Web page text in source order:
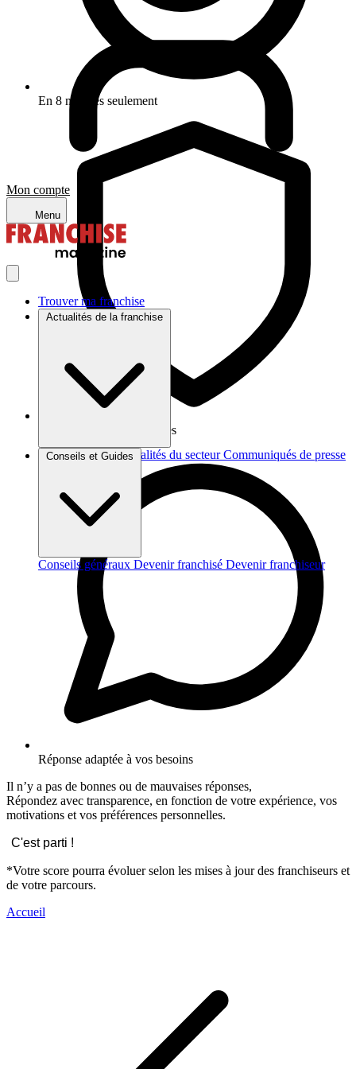
Mon compte
Menu
Trouver ma franchise
Actualités de la franchise
Brèves et actus Actualités du secteur Communiqués de presse
Conseils et Guides
Conseils généraux Devenir franchisé Devenir franchiseur
En 8 minutes seulement
Vos données sont protégées
Réponse adaptée à vos besoins
Il n’y a pas de bonnes ou de mauvaises réponses,
Répondez avec transparence, en fonction de votre expérience, vos
motivations et vos préférences personnelles.
C'est parti !
*Votre score pourra évoluer selon les mises à jour des franchiseurs et
de votre parcours.
Accueil